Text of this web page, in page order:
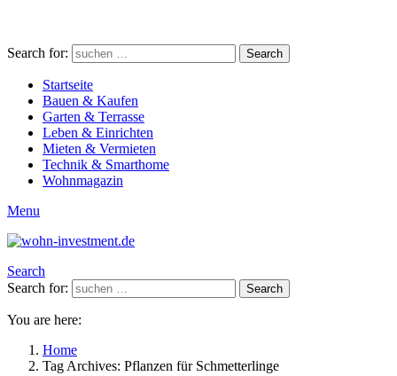
Search for: Search
Startseite
Bauen & Kaufen
Garten & Terrasse
Leben & Einrichten
Mieten & Vermieten
Technik & Smarthome
Wohnmagazin
Menu
Search
Search for:
Search
You are here:
Home
Tag Archives: Pflanzen für Schmetterlinge